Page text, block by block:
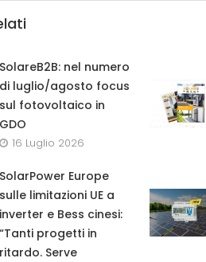
SolareB2B: nel numero
di luglio/agosto focus
sul fotovoltaico in
GDO
16 Luglio 2026
SolarPower Europe
sulle limitazioni UE a
inverter e Bess cinesi:
“Tanti progetti in
ritardo. Serve